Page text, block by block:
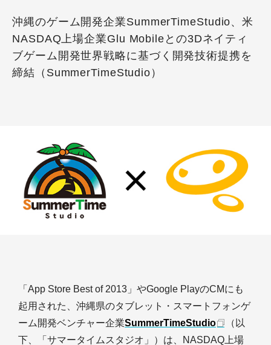
沖縄のゲーム開発企業SummerTimeStudio、米
NASDAQ上場企業Glu Mobileとの3Dネイティ
ブゲーム開発世界戦略に基づく開発技術提携を
締結（SummerTimeStudio）
「App Store Best of 2013」やGoogle PlayのCMにも
起用された、沖縄県のタブレット・スマートフォンゲ
ーム開発ベンチャー企業SummerTimeStudio
（以
下、「サマータイムスタジオ」）は、NASDAQ上場